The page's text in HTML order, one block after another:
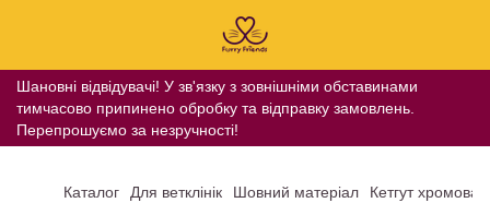
Шановні відвідувачі! У зв'язку з зовнішніми обставинами
тимчасово припинено обробку та відправку замовлень.
Перепрошуємо за незручності!
Каталог Для ветклінік Шовний матеріал Кетгут